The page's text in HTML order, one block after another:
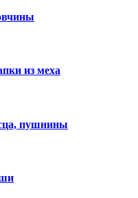
из меха
пушнины